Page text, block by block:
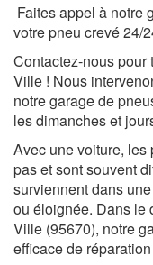
Faites appel à notre
votre pneu crevé 24/
Contactez-nous pour
Ville ! Nous
notre garage de
les dimanches et
Avec une voiture,
pas et sont souvent
surviennent dans
ou éloignée. Dans le
Ville (95670), notre
efficace de